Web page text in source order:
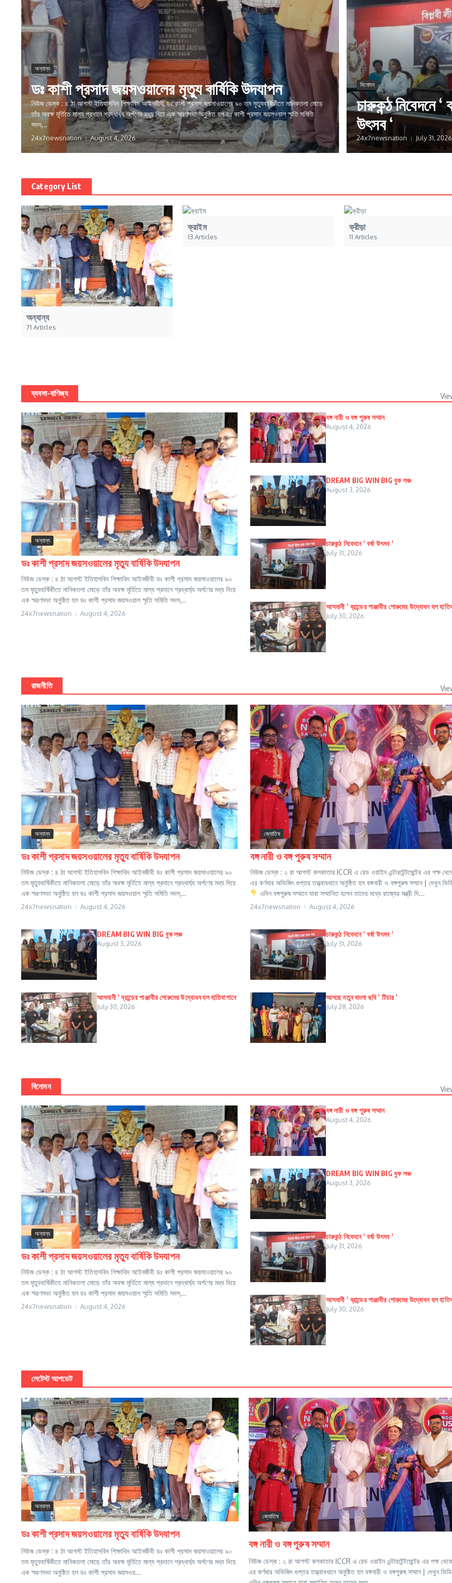
অন্যান্য
ডঃ কাশী প্রসাদ জয়সওয়ালের মৃত্যু বার্ষিকি উদযাপন
নিউজ ডেস্ক : ৪ ঠা আগস্ট ইতিহাসবিদ শিক্ষাবিদ আইনজীবী ডঃ কাশী প্রসাদ জয়সাওয়ালের ৯০ তম মৃত্যুবার্ষিকীতে মানিকতলা মোড়ে
তাঁর অবক্ষ মূর্তিতে মাল্য প্রদানে শ্রদ্ধার্ঘ্য অর্পণের মধ্য দিয়ে এক স্মরণসভা অনুষ্ঠিত হল ডঃ কাশী প্রসাদ জয়সওয়াল স্মৃতি সমিতি
সদস্...
24x7newsnation August 4, 2026
বিনোদন
চারুকন্ঠ নিবেদনে ‘
উৎসব ‘
24x7newsnation July 31, 2026
Category List
অন্যান্য
71 Articles
ক্রাইম
13 Articles
ক্রীড়া
11 Articles
ব্যবসা-বাণিজ্য
অন্যান্য
ডঃ কাশী প্রসাদ জয়সওয়ালের মৃত্যু বার্ষিকি উদযাপন
নিউজ ডেস্ক : ৪ ঠা আগস্ট ইতিহাসবিদ শিক্ষাবিদ আইনজীবী ডঃ কাশী প্রসাদ জয়সাওয়ালের ৯০
তম মৃত্যুবার্ষিকীতে মানিকতলা মোড়ে তাঁর অবক্ষ মূর্তিতে মাল্য প্রদানে শ্রদ্ধার্ঘ্য অর্পণের মধ্য দিয়ে
এক স্মরণসভা অনুষ্ঠিত হল ডঃ কাশী প্রসাদ জয়সওয়াল স্মৃতি সমিতি সদস্...
24x7newsnation August 4, 2026
বঙ্গ নারী ও বঙ্গ পুরুষ সম্মান
August 4, 2026
DREAM BIG WIN BIG বুক লঞ্চ
August 3, 2026
চারুকন্ঠ নিবেদনে ‘ বর্ষা উৎসব ‘
July 31, 2026
আসমানী ‘ ব্রান্ডের পাঞ্জাবীর শোরুমের উদ্বোধন হল
July 30, 2026
রাজনীতি
অন্যান্য
ডঃ কাশী প্রসাদ জয়সওয়ালের মৃত্যু বার্ষিকি উদযাপন
নিউজ ডেস্ক : ৪ ঠা আগস্ট ইতিহাসবিদ শিক্ষাবিদ আইনজীবী ডঃ কাশী প্রসাদ জয়সাওয়ালের ৯০
তম মৃত্যুবার্ষিকীতে মানিকতলা মোড়ে তাঁর অবক্ষ মূর্তিতে মাল্য প্রদানে শ্রদ্ধার্ঘ্য অর্পণের মধ্য দিয়ে
এক স্মরণসভা অনুষ্ঠিত হল ডঃ কাশী প্রসাদ জয়সওয়াল স্মৃতি সমিতি সদস্...
24x7newsnation August 4, 2026
জ্যোতিষ
বঙ্গ নারী ও বঙ্গ পুরুষ সম্মান
নিউজ ডেস্ক : ২ রা আগস্ট কলকাতার ICCR এ রেড ওয়াইন এন্টারটেন্টমেন্টের এর পক্ষ
এর কর্ণধার অভিজিৎ গুপ্তর তত্ত্বাবধানে অনুষ্ঠিত হল বঙ্গনারী ও বঙ্গপুরুষ সম্মান | দেখুন
এদিন বঙ্গপুরুষ সম্মানে যারা সম্মানিত হলেন তাদের মধ্যে রাজ্যের মন্ত্রী দি...
24x7newsnation August 4, 2026
DREAM BIG WIN BIG বুক লঞ্চ
August 3, 2026
চারুকন্ঠ নিবেদনে ‘ বর্ষা উৎসব ‘
July 31, 2026
আসমানী ‘ ব্রান্ডের পাঞ্জাবীর শোরুমের উদ্বোধন হল হাতিবাগানে
July 30, 2026
আসছে নতুন বাংলা ছবি ‘ টিচার ‘
July 28, 2026
বিনোদন
অন্যান্য
ডঃ কাশী প্রসাদ জয়সওয়ালের মৃত্যু বার্ষিকি উদযাপন
নিউজ ডেস্ক : ৪ ঠা আগস্ট ইতিহাসবিদ শিক্ষাবিদ আইনজীবী ডঃ কাশী প্রসাদ জয়সাওয়ালের ৯০
তম মৃত্যুবার্ষিকীতে মানিকতলা মোড়ে তাঁর অবক্ষ মূর্তিতে মাল্য প্রদানে শ্রদ্ধার্ঘ্য অর্পণের মধ্য দিয়ে
এক স্মরণসভা অনুষ্ঠিত হল ডঃ কাশী প্রসাদ জয়সওয়াল স্মৃতি সমিতি সদস্...
24x7newsnation August 4, 2026
বঙ্গ নারী ও বঙ্গ পুরুষ সম্মান
August 4, 2026
DREAM BIG WIN BIG বুক লঞ্চ
August 3, 2026
চারুকন্ঠ নিবেদনে ‘ বর্ষা উৎসব ‘
July 31, 2026
আসমানী ‘ ব্রান্ডের পাঞ্জাবীর শোরুমের উদ্বোধন হল
July 30, 2026
লেটেস্ট আপডেট
অন্যান্য
ডঃ কাশী প্রসাদ জয়সওয়ালের মৃত্যু বার্ষিকি উদযাপন
নিউজ ডেস্ক : ৪ ঠা আগস্ট ইতিহাসবিদ শিক্ষাবিদ আইনজীবী ডঃ কাশী প্রসাদ জয়সাওয়ালের ৯০
তম মৃত্যুবার্ষিকীতে মানিকতলা মোড়ে তাঁর অবক্ষ মূর্তিতে মাল্য প্রদানে শ্রদ্ধার্ঘ্য অর্পণের মধ্য দিয়ে
এক স্মরণসভা অনুষ্ঠিত হল ডঃ কাশী প্রসাদ জয়সওয়...
জ্যোতিষ
বঙ্গ নারী ও বঙ্গ পুরুষ সম্মান
নিউজ ডেস্ক : ২ রা আগস্ট কলকাতার ICCR এ রেড ওয়াইন এন্টারটেন্টমেন্টের এর পক্ষ
এর কর্ণধার অভিজিৎ গুপ্তর তত্ত্বাবধানে অনুষ্ঠিত হল বঙ্গনারী ও বঙ্গপুরুষ সম্মান | দেখুন